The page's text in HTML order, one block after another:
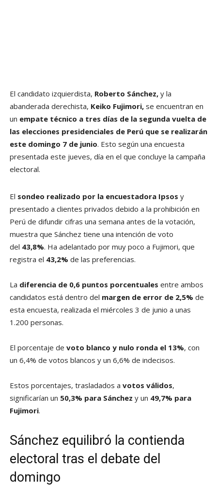
El candidato izquierdista, Roberto Sánchez, y la
abanderada derechista, Keiko Fujimori, se encuentran en
un empate técnico a tres días de la segunda vuelta de
las elecciones presidenciales de Perú que se realizarán
este domingo 7 de junio. Esto según una encuesta
presentada este jueves, día en el que concluye la campaña
electoral.
El sondeo realizado por la encuestadora Ipsos y
presentado a clientes privados debido a la prohibición en
Perú de difundir cifras una semana antes de la votación,
muestra que Sánchez tiene una intención de voto
del 43,8%. Ha adelantado por muy poco a Fujimori, que
registra el 43,2% de las preferencias.
La diferencia de 0,6 puntos porcentuales entre ambos
candidatos está dentro del margen de error de 2,5% de
esta encuesta, realizada el miércoles 3 de junio a unas
1.200 personas.
El porcentaje de voto blanco y nulo ronda el 13%, con
un 6,4% de votos blancos y un 6,6% de indecisos.
Estos porcentajes, trasladados a votos válidos,
significarían un 50,3% para Sánchez y un 49,7% para
Fujimori.
Sánchez equilibró la contienda
electoral tras el debate del
domingo